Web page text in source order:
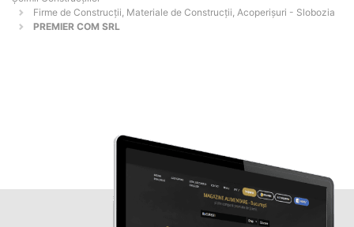
Firme de Construcții, Materiale de Construcții, Acoperișuri - Slobozia
PREMIER COM SRL